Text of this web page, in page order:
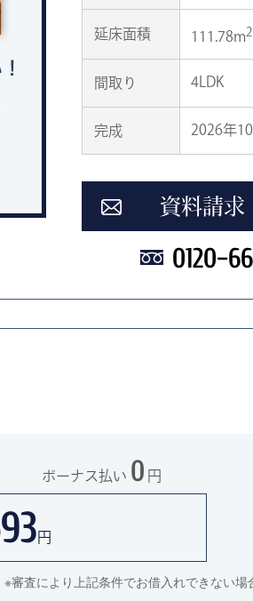
延床面積 111.78m2
間取り 4LDK
完成 2026年
資料請求
0120-
ボーナス払い 0 円
円
により上記条件でお借入れできない場